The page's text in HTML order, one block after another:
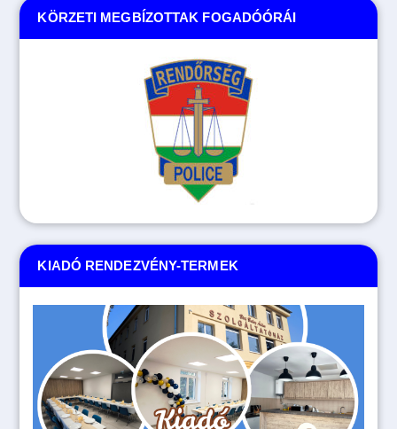
KIADÓ RENDEZVÉNY-TERMEK
KÖRZETI MEGBÍZOTTAK FOGADÓÓRÁI